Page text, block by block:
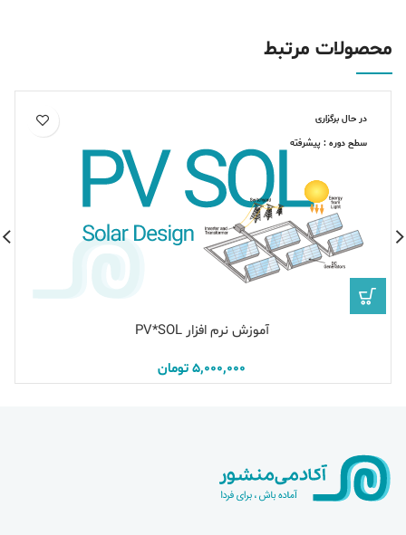
محصولات مرتبط
در حال برگزاری
سطح دوره : پیشرفته
آموزش نرم افزار PV*SOL
5,000,000 تومان